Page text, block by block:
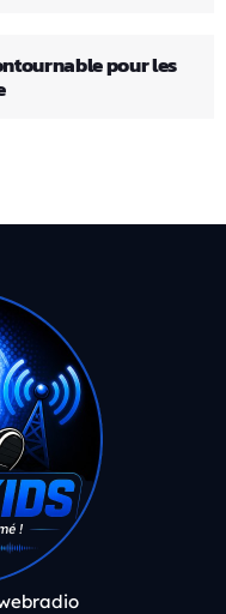
pour les